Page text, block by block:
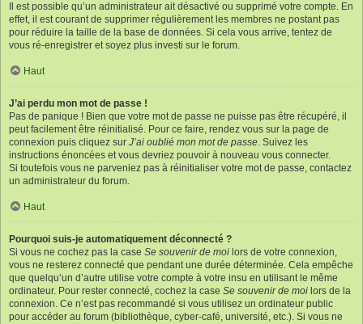
Il est possible qu’un administrateur ait désactivé ou supprimé votre compte. En
effet, il est courant de supprimer régulièrement les membres ne postant pas
pour réduire la taille de la base de données. Si cela vous arrive, tentez de
vous ré-enregistrer et soyez plus investi sur le forum.
Haut
J’ai perdu mon mot de passe !
Pas de panique ! Bien que votre mot de passe ne puisse pas être récupéré, il
peut facilement être réinitialisé. Pour ce faire, rendez vous sur la page de
connexion puis cliquez sur J’ai oublié mon mot de passe. Suivez les
instructions énoncées et vous devriez pouvoir à nouveau vous connecter.
Si toutefois vous ne parveniez pas à réinitialiser votre mot de passe, contactez
un administrateur du forum.
Haut
Pourquoi suis-je automatiquement déconnecté ?
Si vous ne cochez pas la case Se souvenir de moi lors de votre connexion,
vous ne resterez connecté que pendant une durée déterminée. Cela empêche
que quelqu’un d’autre utilise votre compte à votre insu en utilisant le même
ordinateur. Pour rester connecté, cochez la case Se souvenir de moi lors de la
connexion. Ce n’est pas recommandé si vous utilisez un ordinateur public
pour accéder au forum (bibliothèque, cyber-café, université, etc.). Si vous ne